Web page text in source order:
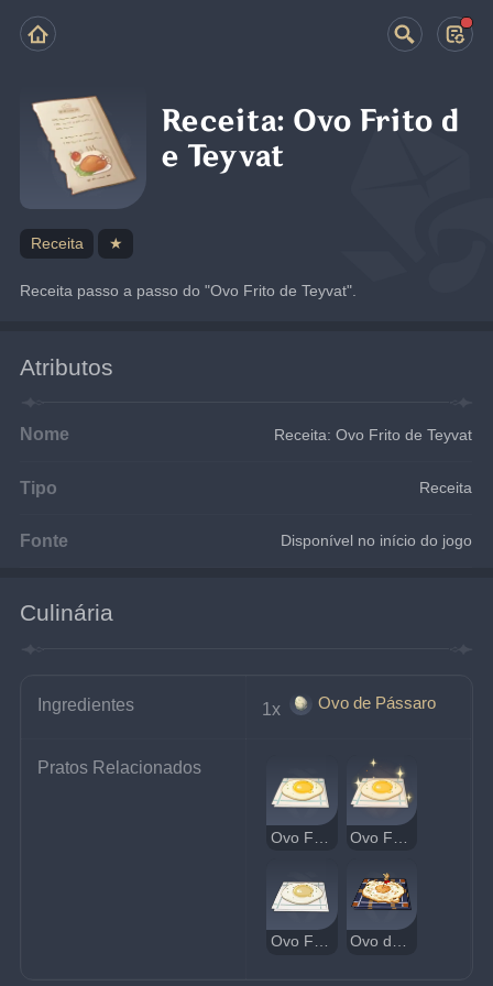
Receita: Ovo Frito d
e Teyvat
Receita ★
Receita passo a passo do "Ovo Frito de Teyvat".
Atributos
Nome Receita: Ovo Frito de Teyvat
Tipo Receita
Fonte Disponível no início do jogo
Culinária
Ingredientes 1x Ovo de Pássaro
Pratos Relacionados
Ovo Frito Estranho de Teyvat Ovo de Teyvat Crocante